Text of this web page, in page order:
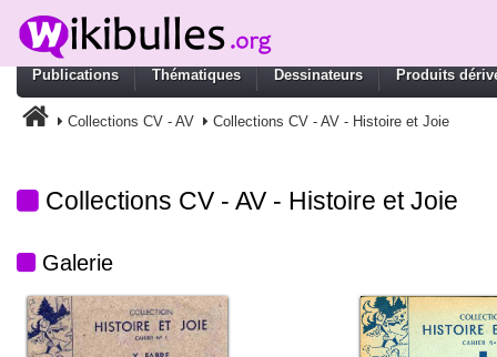
Publications Thématiques Dessinateurs Produits
Collections CV - AV Collections CV - AV - Histoire et Joie
Collections CV - AV - Histoire et Joie
Galerie